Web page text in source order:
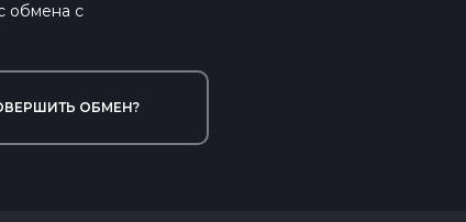
обмена с
ОБМЕН?